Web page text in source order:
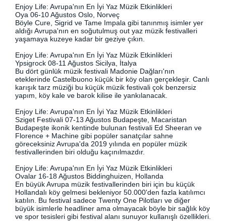
Enjoy Life: Avrupa'nın En İyi Yaz Müzik Etkinlikleri
Oya 06-10 Ağustos Oslo, Norveç
Böyle Cure, Sigrid ve Tame Impala gibi tanınmış isimler yer
aldığı Avrupa'nın en soğutulmuş out yaz müzik festivalleri
yaşamaya kuzeye kadar bir geziye çıkın.
Enjoy Life: Avrupa'nın En İyi Yaz Müzik Etkinlikleri
Ypsigrock 08-11 Ağustos Sicilya, İtalya
Bu dört günlük müzik festivali Madonie Dağları'nın
eteklerinde Castelbuono küçük bir köy olan gerçekleşir. Canlı
karışık tarz müziği bu küçük müzik festivali çok benzersiz
yapım, köy kale ve barok kilise ile yankılanacak.
Enjoy Life: Avrupa'nın En İyi Yaz Müzik Etkinlikleri
Sziget Festivali 07-13 Ağustos Budapeşte, Macaristan
Budapeşte ikonik kentinde bulunan festivali Ed Sheeran ve
Florence + Machine gibi popüler sanatçılar sahne
göreceksiniz Avrupa'da 2019 yılında en popüler müzik
festivallerinden biri olduğu kaçınılmazdır.
Enjoy Life: Avrupa'nın En İyi Yaz Müzik Etkinlikleri
Ovalar 16-18 Ağustos Biddinghuizen, Hollanda
En büyük Avrupa müzik festivallerinden biri için bu küçük
Hollandalı köy gelmesi bekleniyor 50.000'den fazla katılımcı
katılın. Bu festival sadece Twenty One Pilotları ve diğer
büyük isimlerle headliner ama olmayacak böyle bir sağlık köy
ve spor tesisleri gibi festival alanı sunuyor kullanışlı özellikleri.